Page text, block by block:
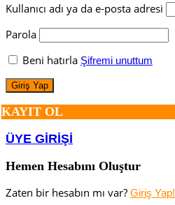
Kullanıcı adı ya da e-posta adresi
Parola
Beni hatırla Şifremi unuttum
KAYIT OL
ÜYE GİRİŞİ
Hemen Hesabını Oluştur
Zaten bir hesabın mı var? Giriş Yap!